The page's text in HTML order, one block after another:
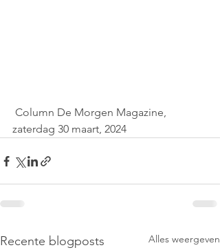
Column De Morgen Magazine,
zaterdag 30 maart, 2024
Recente blogposts Alles weergeven